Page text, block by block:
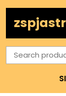
content
Search
for: